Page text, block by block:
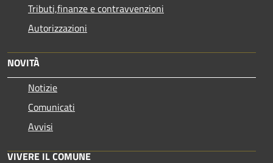
Tributi,finanze e contravvenzioni
Autorizzazioni
NOVITÀ
Notizie
Comunicati
Avvisi
VIVERE IL COMUNE